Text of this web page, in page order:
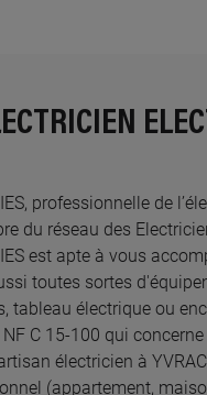
professionnelle de
du réseau des
est apte à vous
toutes sortes
tableau électrique ou
C 15-100 qui
électricien à
(appartement,